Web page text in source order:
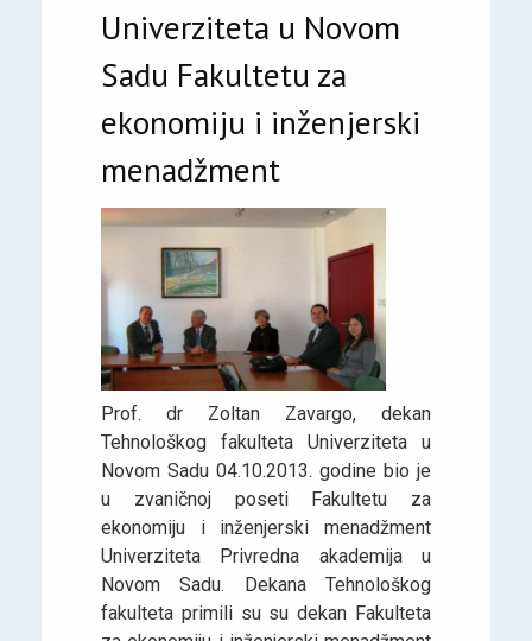
Univerziteta u Novom
Sadu Fakultetu za
ekonomiju i inženjerski
menadžment
Prof. dr Zoltan Zavargo, dekan
Tehnološkog fakulteta Univerziteta u
Novom Sadu 04.10.2013. godine bio je
u zvaničnoj poseti Fakultetu za
ekonomiju i inženjerski menadžment
Univerziteta Privredna akademija u
Novom Sadu. Dekana Tehnološkog
fakulteta primili su su dekan Fakulteta